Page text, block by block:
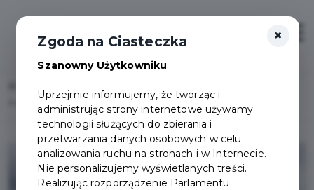
Przypominamy, że GPSZOK będzie nieczynny 30 grudnia 2023 r.
×
Zgoda na Ciasteczka
Szanowny Użytkowniku
Uprzejmie informujemy, że tworząc i
administrując strony internetowe używamy
technologii służących do zbierania i
przetwarzania danych osobowych w celu
analizowania ruchu na stronach i w Internecie.
Nie personalizujemy wyświetlanych treści.
Realizując rozporządzenie Parlamentu